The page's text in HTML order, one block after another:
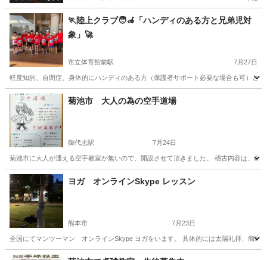
🏃陸上クラブ🧑‍🦽「ハンディのある方と兄弟児対
象」🚀
市立体育館前駅 7月27日
軽度知的、自閉症、身体的にハンディのある方（保護者サポート必要な場合も可）と
熊本 熊本市 市立体育館前駅 かけっこ
菊池市 大人の為の空手道場
御代志駅 7月24日
菊池市に大人が通える空手教室が無いので、開設させて頂きました。 稽古内容は、基
熊本 菊池市 御代志駅 空手/他格闘技
ヨガ オンラインSkype レッスン
熊本市 7月23日
全国にてマンツーマン オンラインSkype ヨガをいます。 具体的には太陽礼拝、簡単
熊本 熊本市 ヨガ オンライン